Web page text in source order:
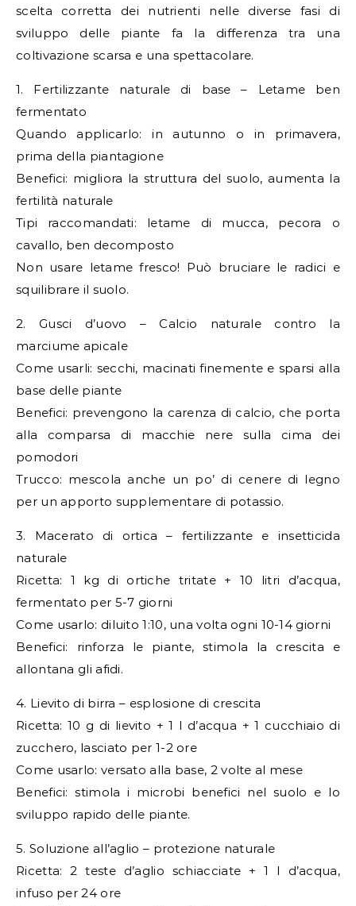
scelta corretta dei nutrienti nelle diverse fasi di
sviluppo delle piante fa la differenza tra una
coltivazione scarsa e una spettacolare.
1. Fertilizzante naturale di base – Letame ben
fermentato
Quando applicarlo: in autunno o in primavera,
prima della piantagione
Benefici: migliora la struttura del suolo, aumenta la
fertilità naturale
Tipi raccomandati: letame di mucca, pecora o
cavallo, ben decomposto
Non usare letame fresco! Può bruciare le radici e
squilibrare il suolo.
2. Gusci d’uovo – Calcio naturale contro la
marciume apicale
Come usarli: secchi, macinati finemente e sparsi alla
base delle piante
Benefici: prevengono la carenza di calcio, che porta
alla comparsa di macchie nere sulla cima dei
pomodori
Trucco: mescola anche un po’ di cenere di legno
per un apporto supplementare di potassio.
3. Macerato di ortica – fertilizzante e insetticida
naturale
Ricetta: 1 kg di ortiche tritate + 10 litri d’acqua,
fermentato per 5-7 giorni
Come usarlo: diluito 1:10, una volta ogni 10-14 giorni
Benefici: rinforza le piante, stimola la crescita e
allontana gli afidi.
4. Lievito di birra – esplosione di crescita
Ricetta: 10 g di lievito + 1 l d’acqua + 1 cucchiaio di
zucchero, lasciato per 1-2 ore
Come usarlo: versato alla base, 2 volte al mese
Benefici: stimola i microbi benefici nel suolo e lo
sviluppo rapido delle piante.
5. Soluzione all’aglio – protezione naturale
Ricetta: 2 teste d’aglio schiacciate + 1 l d’acqua,
infuso per 24 ore